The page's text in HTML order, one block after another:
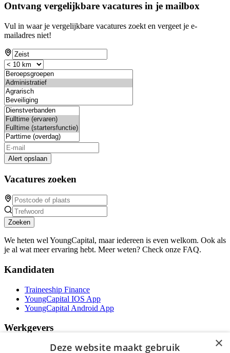
Ontvang vergelijkbare vacatures in je mailbox
Vul in waar je vergelijkbare vacatures zoekt en vergeet je e-
mailadres niet!
Alert opslaan
Vacatures zoeken
Zoeken
We heten wel YoungCapital, maar iedereen is even welkom. Ook als
je al wat meer ervaring hebt. Meer weten? Check onze FAQ.
Kandidaten
Traineeship Finance
YoungCapital IOS App
YoungCapital Android App
Werkgevers
Het concept
×
Deze website maakt gebruik